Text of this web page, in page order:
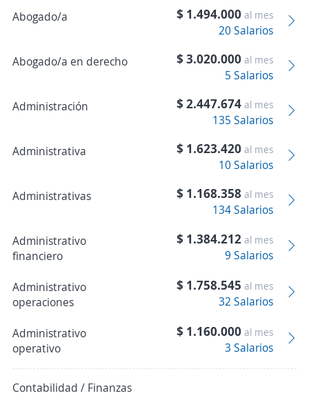
Abogado/a
$ 1.494.000 al mes
20 Salarios
Abogado/a en derecho $ 3.020.000 al mes
5 Salarios
Administración $ 2.447.674 al mes
135 Salarios
Administrativa $ 1.623.420 al mes
10 Salarios
Administrativas $ 1.168.358 al mes
134 Salarios
Administrativo
financiero
$ 1.384.212 al mes
9 Salarios
Administrativo
operaciones
$ 1.758.545 al mes
32 Salarios
Administrativo
operativo
$ 1.160.000 al mes
3 Salarios
Contabilidad / Finanzas